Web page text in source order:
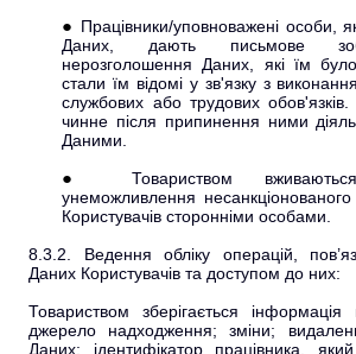
Працівники/уповноважені особи,
Даних, дають письмове
нерозголошення Даних, які їм
стали їм відомі у зв'язку з
службових або трудових обов'язків.
чинне після припинення ними
Даними.
Товариством
унеможливлення
Користувачів сторонніми особами.
8.3.2. Ведення обліку операцій,
Даних Користувачів та доступом до них:
Товариством зберігається
джерело надходження; зміни;
Даних; ідентифікатор працівника,